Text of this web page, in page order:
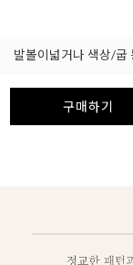
발볼이넓거나 색상/굽
구매하기